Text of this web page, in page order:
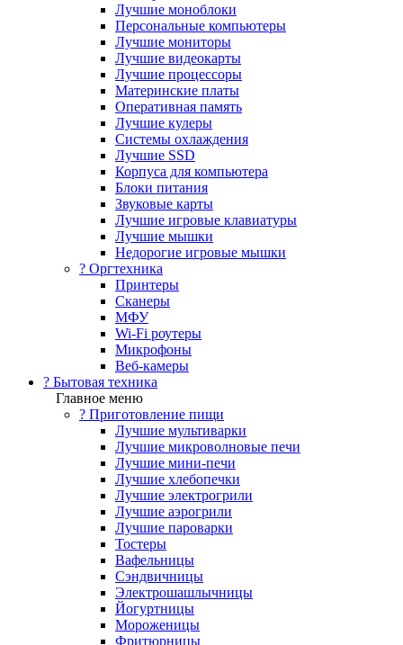
Лучшие моноблоки
Персональные компьютеры
Лучшие мониторы
Лучшие видеокарты
Лучшие процессоры
Материнские платы
Оперативная память
Лучшие кулеры
Системы охлаждения
Лучшие SSD
Корпуса для компьютера
Блоки питания
Звуковые карты
Лучшие игровые клавиатуры
Лучшие мышки
Недорогие игровые мышки
?️ Оргтехника
Принтеры
Сканеры
МФУ
Wi-Fi роутеры
Микрофоны
Веб-камеры
? Бытовая техника
Главное меню
? Приготовление пищи
Лучшие мультиварки
Лучшие микроволновые печи
Лучшие мини-печи
Лучшие хлебопечки
Лучшие электрогрили
Лучшие аэрогрили
Лучшие пароварки
Тостеры
Вафельницы
Сэндвичницы
Электрошашлычницы
Йогуртницы
Мороженицы
Фритюрницы